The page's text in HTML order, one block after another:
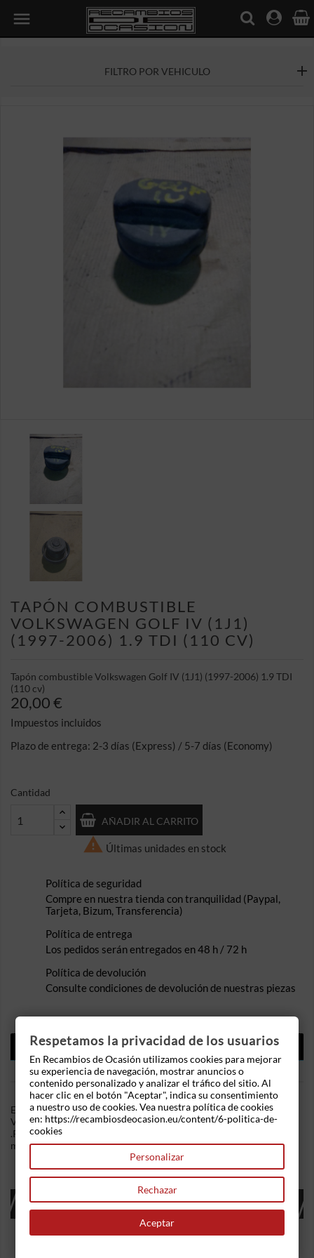

FILTRO POR VEHICULO
TAPÓN COMBUSTIBLE
VOLKSWAGEN GOLF IV (1J1)
(1997-2006) 1.9 TDI (110 CV)
Tapón combustible Volkswagen Golf IV (1J1) (1997-2006) 1.9 TDI
(110 cv)
20,00 €
Impuestos incluidos
Plazo de entrega: 2-3 días (Express) / 5-7 días (Economy)
Cantidad
AÑADIR AL CARRITO
 Últimas unidades en stock
Política de seguridad
Compre en nuestra tienda con tranquilidad (Paypal,
Tarjeta, Bizum, Transferencia)
Política de entrega
Los pedidos serán entregados en 48 h / 72 h
Política de devolución
Consulte condiciones de devolución de nuestras piezas
DESCRIPCIÓN
DETALLES DEL PRODUCTO
En Recambios de Ocasion disponemos de Tapón combustible
Volkswagen Golf IV (1J1) (1997-2006) 1.9 TDI (110 cv)
.Referencia Interna: 10191835219162. Ademas, disponemos de
mas recambios, si tiene cualquier duda consultenos.
16 OTROS PRODUCTOS EN LA MISMA
CATEGORÍA:
Respetamos la privacidad de los usuarios
En Recambios de Ocasión utilizamos cookies para mejorar
su experiencia de navegación, mostrar anuncios o
contenido personalizado y analizar el tráfico del sitio. Al
hacer clic en el botón "Aceptar", indica su consentimiento
a nuestro uso de cookies. Vea nuestra política de cookies
en: https://recambiosdeocasion.eu/content/6-politica-de-
cookies
Personalizar
Rechazar
Aceptar